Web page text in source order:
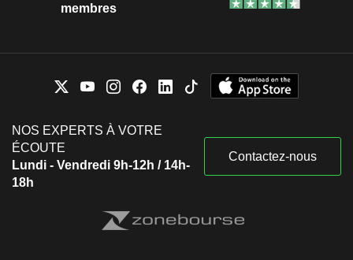
membres
NOS EXPERTS À VOTRE
ÉCOUTE
Lundi - Vendredi 9h-12h / 14h-
18h
Contactez-nous